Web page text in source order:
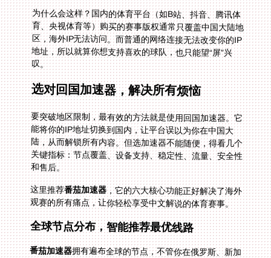
为什么会这样？国内的体育平台（如B站、抖音、腾讯体
育、央视体育等）购买的赛事版权通常只覆盖中国大陆地
区，海外IP无法访问。而普通的网络连接无法改变你的IP
地址，所以就算你想支持喜欢的球队，也只能望“屏”兴
叹。
选对回国加速器，解决所有烦恼
要突破地区限制，最有效的方法就是使用回国加速器。它
能将你的IP地址切换到国内，让平台误以为你在中国大
陆，从而解锁所有内容。但选加速器不能随便，得看几个
关键指标：节点覆盖、设备支持、稳定性、流量、安全性
和售后。
这里推荐番茄加速器，它的六大核心功能正好解决了海外
观赛的所有痛点，让你轻松享受中文解说的体育赛事。
全球节点分布，智能推荐最优线路
番茄加速器拥有遍布全球的节点，不管你在俄罗斯、新加
坡还是香港，打开APP后它会自动检测你的位置，智能推
荐最优线路。比如在俄罗斯看B站世界杯直播，它会选择
延迟最低的国内节点，让你秒连成功，再也不会出现“当